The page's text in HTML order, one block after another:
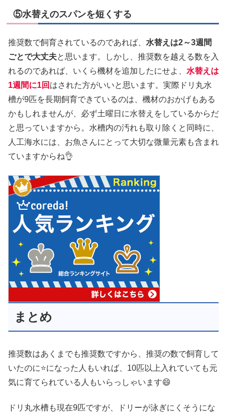
⑤水替えのスパンを短くする
推奨数で飼育されているのであれば、 水替えは2～3週間
ごとで大丈夫と思います。しかし、推奨数を越える数を入
れるのであれば、いくら機材を追加したにせよ、 水替えは
1週間に1回 はされた方がいいと思います。実際ドリ丸水
槽が9匹を長期飼育できているのは、機材のおかげもある
かもしれませんが、必ず土曜日に水替えをしているからだ
と思っていますから。水槽内の汚れも取り除くと同時に、
人工海水には、お魚さんにとって大切な微量元素も含まれ
ていますからね👌
まとめ
推奨数はあくまでも推奨数ですから、推奨の数で飼育して
いたのに⭐になった人もいれば、10匹以上入れていても元
気に育てられている人もいらっしゃいます😄
ドリ丸水槽も現在9匹ですが、ドリーが泳ぎにくそうにな